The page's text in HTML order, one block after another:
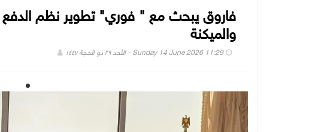
فاروق يبحث مع " فوري" تطوير نظم الدفع
والميكنة
Sunday 14 June 2026 11:29 - الأحد ٢٩ ذو الحجة ١٤٤٧